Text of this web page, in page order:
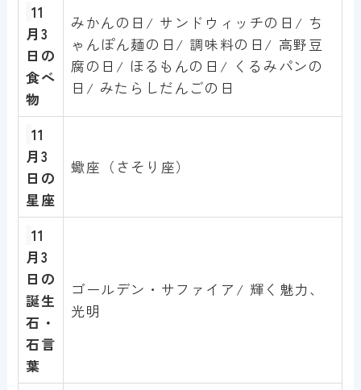
11
月3
日 の
食べ
物
みかんの日/ サンドウィッチの日/ ち
ゃんぽん麺の日/ 調味料の日/ 高野豆
腐の日/ ほるもんの日/ くるみパンの
日/ みたらしだんごの日
11
月3
日 の
星座
蠍座（さそり座）
11
月3
日 の
誕生
石・
石言
葉
ゴールデン・サファイア/ 輝く魅力、
光明